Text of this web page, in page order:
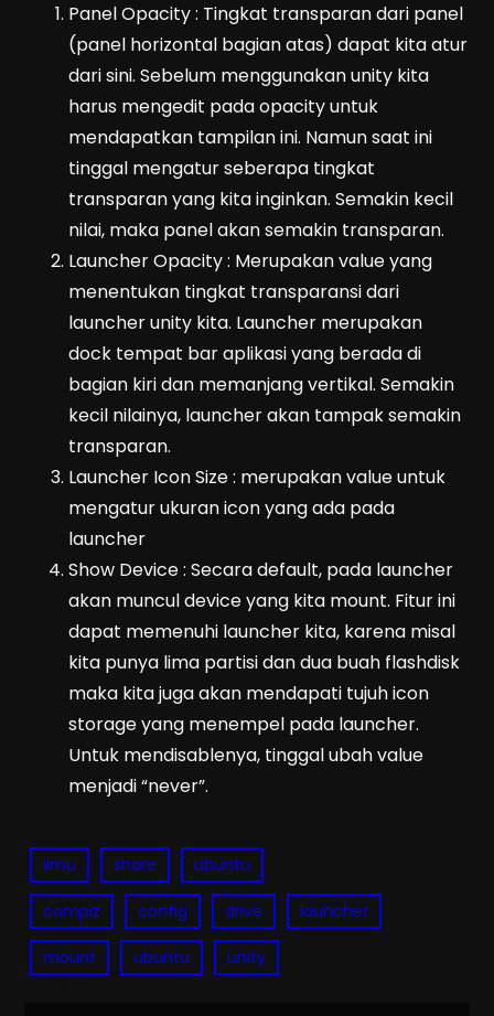
Panel Opacity : Tingkat transparan dari panel
(panel horizontal bagian atas) dapat kita atur
dari sini. Sebelum menggunakan unity kita
harus mengedit pada opacity untuk
mendapatkan tampilan ini. Namun saat ini
tinggal mengatur seberapa tingkat
transparan yang kita inginkan. Semakin kecil
nilai, maka panel akan semakin transparan.
Launcher Opacity : Merupakan value yang
menentukan tingkat transparansi dari
launcher unity kita. Launcher merupakan
dock tempat bar aplikasi yang berada di
bagian kiri dan memanjang vertikal. Semakin
kecil nilainya, launcher akan tampak semakin
transparan.
Launcher Icon Size : merupakan value untuk
mengatur ukuran icon yang ada pada
launcher
Show Device : Secara default, pada launcher
akan muncul device yang kita mount. Fitur ini
dapat memenuhi launcher kita, karena misal
kita punya lima partisi dan dua buah flashdisk
maka kita juga akan mendapati tujuh icon
storage yang menempel pada launcher.
Untuk mendisablenya, tinggal ubah value
menjadi “never”.
ilmu share ubuntu
compiz config drive launcher
mount ubuntu unity